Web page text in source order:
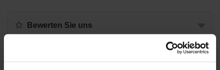
Bewerten Sie uns